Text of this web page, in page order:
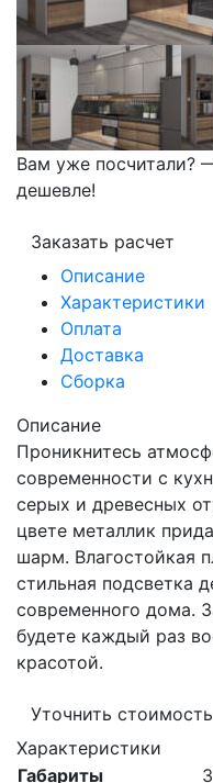
Вам уже посчитали?
дешевле!
Заказать расчет
Описание
Характеристики
Оплата
Доставка
Сборка
Описание
Проникнитесь
современности с
серых и древесных
цвете металлик
шарм. Влагостойкая
стильная подсветка
современного дома.
будете каждый раз
красотой.
Уточнить стоимость
Характеристики
Габариты